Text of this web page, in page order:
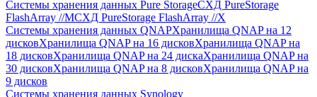
Системы хранения данных Pure StorageСХД PureStorage
FlashArray //MСХД PureStorage FlashArray //X
Системы хранения данных QNAPХранилища QNAP на 12
дисковХранилища QNAP на 16 дисковХранилища QNAP на
18 дисковХранилища QNAP на 24 дискаХранилища QNAP на
30 дисковХранилища QNAP на 8 дисковХранилища QNAP на
9 дисков
Системы хранения данных Synology